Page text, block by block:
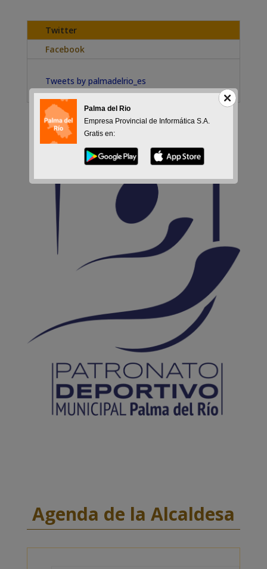
Twitter
Facebook
Tweets by palmadelrio_es
Agenda de la Alcaldesa
Palma del Rio
Empresa Provincial de Informática S.A.
Gratis en: